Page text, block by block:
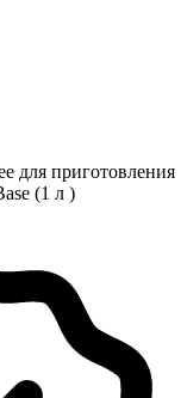
для приготовления
(1 л )